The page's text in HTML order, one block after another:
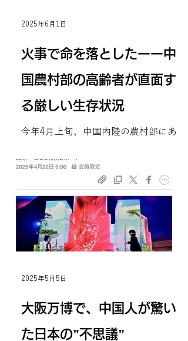
火事で命を落としたーー中
国農村部の高齢者が直面す
る厳しい生存状況
今年4月上旬、中国内陸の農村部にあ
この火災により、入居していた20名の
高齢者が犠牲となりました。 この事故
は中国で大きく注目されました。「誰
も年を取っていく、どなたの家にも高
齢者がいる」。高齢化が急速に進む中
国には、この事故は決して他人こ...
2025年6月1日
大阪万博で、中国人が驚い
た日本の”不思議”
2025年5月5日